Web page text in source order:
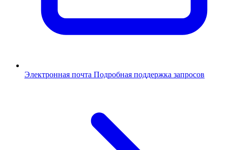
Электронная почта Подробная поддержка запросов